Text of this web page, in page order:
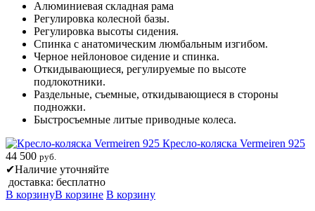
Алюминиевая складная рама
Регулировка колесной базы.
Регулировка высоты сидения.
Спинка с анатомическим люмбальным изгибом.
Черное нейлоновое сидение и спинка.
Откидывающиеся, регулируемые по высоте
подлокотники.
Раздельные, съемные, откидывающиеся в стороны
подножки.
Быстросъемные литые приводные колеса.
Кресло-коляска Vermeiren 925
44 500 руб.
✔Наличие уточняйте
доставка: бесплатно
В корзинуВ корзине В корзину